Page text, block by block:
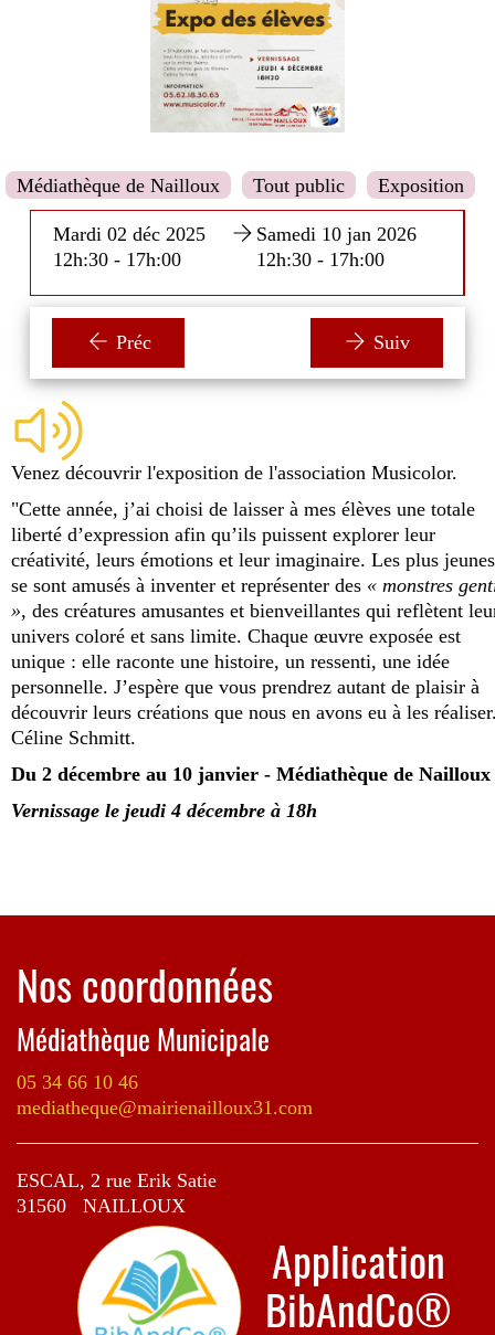
Médiathèque de Nailloux Tout public Exposition
Mardi 02 déc 2025
12h:30 - 17h:00
Samedi 10 jan 2026
12h:30 - 17h:00
Préc Suiv
Venez découvrir l'exposition de l'association Musicolor.
"Cette année, j’ai choisi de laisser à mes élèves une totale
liberté d’expression afin qu’ils puissent explorer leur
créativité, leurs émotions et leur imaginaire. Les plus jeunes
se sont amusés à inventer et représenter des « monstres
», des créatures amusantes et bienveillantes qui reflètent
univers coloré et sans limite. Chaque œuvre exposée est
unique : elle raconte une histoire, un ressenti, une idée
personnelle. J’espère que vous prendrez autant de plaisir à
découvrir leurs créations que nous en avons eu à les
Céline Schmitt.
Du 2 décembre au 10 janvier - Médiathèque de Nailloux
Vernissage le jeudi 4 décembre à 18h
Nos coordonnées
Médiathèque Municipale
05 34 66 10 46
mediatheque@mairienailloux31.com
ESCAL, 2 rue Erik Satie
31560 NAILLOUX
Application
BibAndCo®